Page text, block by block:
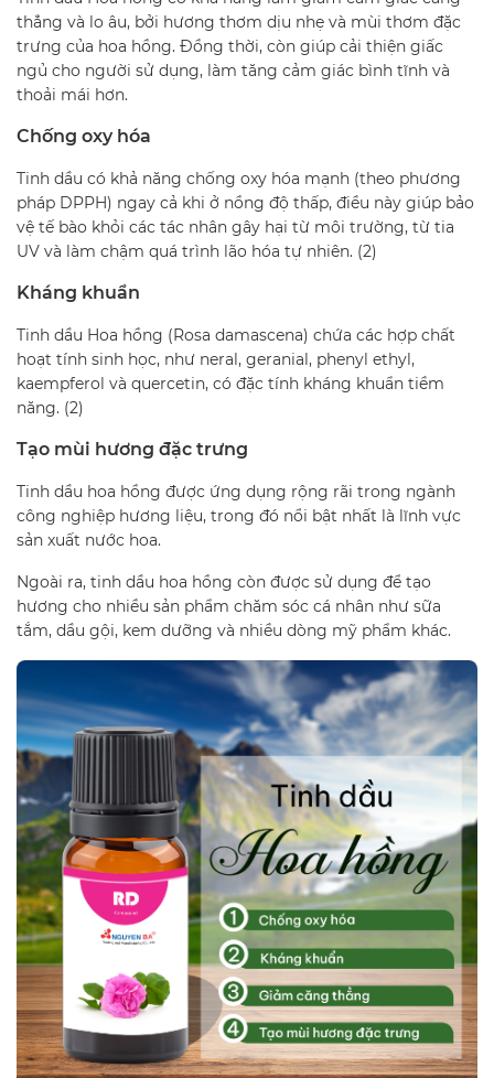
thẳng và lo âu, bởi hương thơm dịu nhẹ và mùi thơm đặc
trưng của hoa hồng. Đồng thời, còn giúp cải thiện giấc
ngủ cho người sử dụng, làm tăng cảm giác bình tĩnh và
thoải mái hơn.
Chống oxy hóa
Tinh dầu có khả năng chống oxy hóa mạnh (theo phương
pháp DPPH) ngay cả khi ở nồng độ thấp, điều này giúp bảo
vệ tế bào khỏi các tác nhân gây hại từ môi trường, từ tia
UV và làm chậm quá trình lão hóa tự nhiên. (2)
Kháng khuẩn
Tinh dầu Hoa hồng (Rosa damascena) chứa các hợp chất
hoạt tính sinh học, như neral, geranial, phenyl ethyl,
kaempferol và quercetin, có đặc tính kháng khuẩn tiềm
năng. (2)
Tạo mùi hương đặc trưng
Tinh dầu hoa hồng được ứng dụng rộng rãi trong ngành
công nghiệp hương liệu, trong đó nổi bật nhất là lĩnh vực
sản xuất nước hoa.
Ngoài ra, tinh dầu hoa hồng còn được sử dụng để tạo
hương cho nhiều sản phẩm chăm sóc cá nhân như sữa
tắm, dầu gội, kem dưỡng và nhiều dòng mỹ phẩm khác.